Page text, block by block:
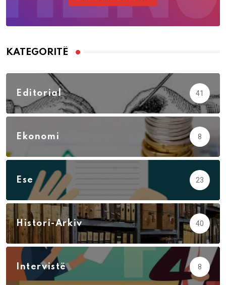
KATEGORITË
Editorial 41
Ekonomi 8
Ese 23
Histori-Arkiv 40
Intervistë 8